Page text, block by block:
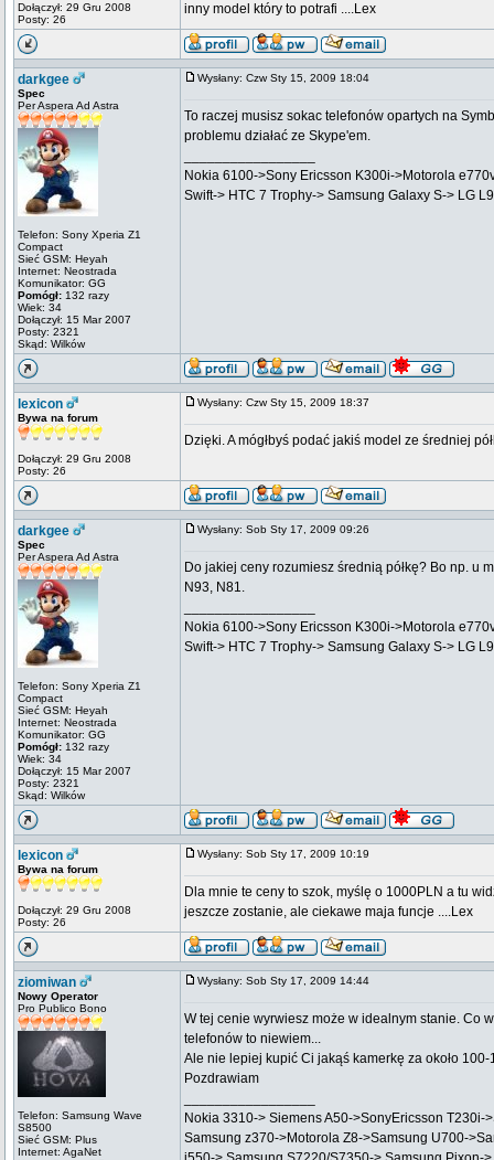
Dołączył: 29 Gru 2008
Posty: 26
inny model który to potrafi ....Lex
darkgee
Spec
Per Aspera Ad Astra
Telefon: Sony Xperia Z1
Compact
Sieć GSM: Heyah
Internet: Neostrada
Komunikator: GG
Pomógł: 132 razy
Wiek: 34
Dołączył: 15 Mar 2007
Posty: 2321
Skąd: Wilków
Wysłany: Czw Sty 15, 2009 18:04
To raczej musisz sokac telefonów opartych na
problemu działać ze Skype'em.
Nokia 6100->Sony Ericsson K300i->Motorola
Swift-> HTC 7 Trophy-> Samsung Galaxy S-> LG
lexicon
Bywa na forum
Dołączył: 29 Gru 2008
Posty: 26
Wysłany: Czw Sty 15, 2009 18:37
Dzięki. A mógłbyś podać jakiś model ze średniej
darkgee
Spec
Per Aspera Ad Astra
Telefon: Sony Xperia Z1
Compact
Sieć GSM: Heyah
Internet: Neostrada
Komunikator: GG
Pomógł: 132 razy
Wiek: 34
Dołączył: 15 Mar 2007
Posty: 2321
Skąd: Wilków
Wysłany: Sob Sty 17, 2009 09:26
Do jakiej ceny rozumiesz średnią półkę? Bo np. u
N93, N81.
Nokia 6100->Sony Ericsson K300i->Motorola
Swift-> HTC 7 Trophy-> Samsung Galaxy S-> LG
lexicon
Bywa na forum
Dołączył: 29 Gru 2008
Posty: 26
Wysłany: Sob Sty 17, 2009 10:19
Dla mnie te ceny to szok, myślę o 1000PLN a tu
jeszcze zostanie, ale ciekawe maja funcje ....Lex
ziomiwan
Nowy Operator
Pro Publico Bono
Telefon: Samsung Wave
S8500
Sieć GSM: Plus
Internet: AgaNet
Wysłany: Sob Sty 17, 2009 14:44
W tej cenie wyrwiesz może w idealnym stanie. Co
telefonów to niewiem...
Ale nie lepiej kupić Ci jakąś kamerkę za około
Pozdrawiam
Nokia 3310-> Siemens A50->SonyEricsson
Samsung z370->Motorola Z8->Samsung U700-